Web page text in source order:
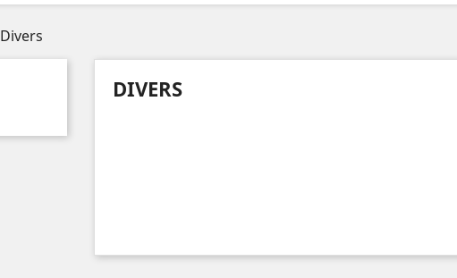
Divers
DIVERS